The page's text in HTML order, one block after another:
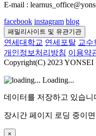
E-mail :
facebook instagram blog
패밀리사이트 및 유관기관
연세대학교 연세포탈 교수
개인정보처리방침 이용약
Copyright(C) 2023
Loading...
데이터를 저장하고 있습
장시간 페이지 로딩 중이
×